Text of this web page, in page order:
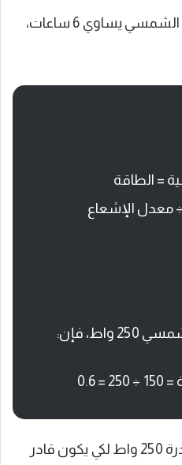
مع فرض أن معدل الإشعاع الشمسي يساوي 6 ساعات،
= الطاقة
معدل الإشعاع
فإن:
0.6
بالتالي تحتاج إلى لوح واحد بقدرة 250 واط لكي يكون قادر